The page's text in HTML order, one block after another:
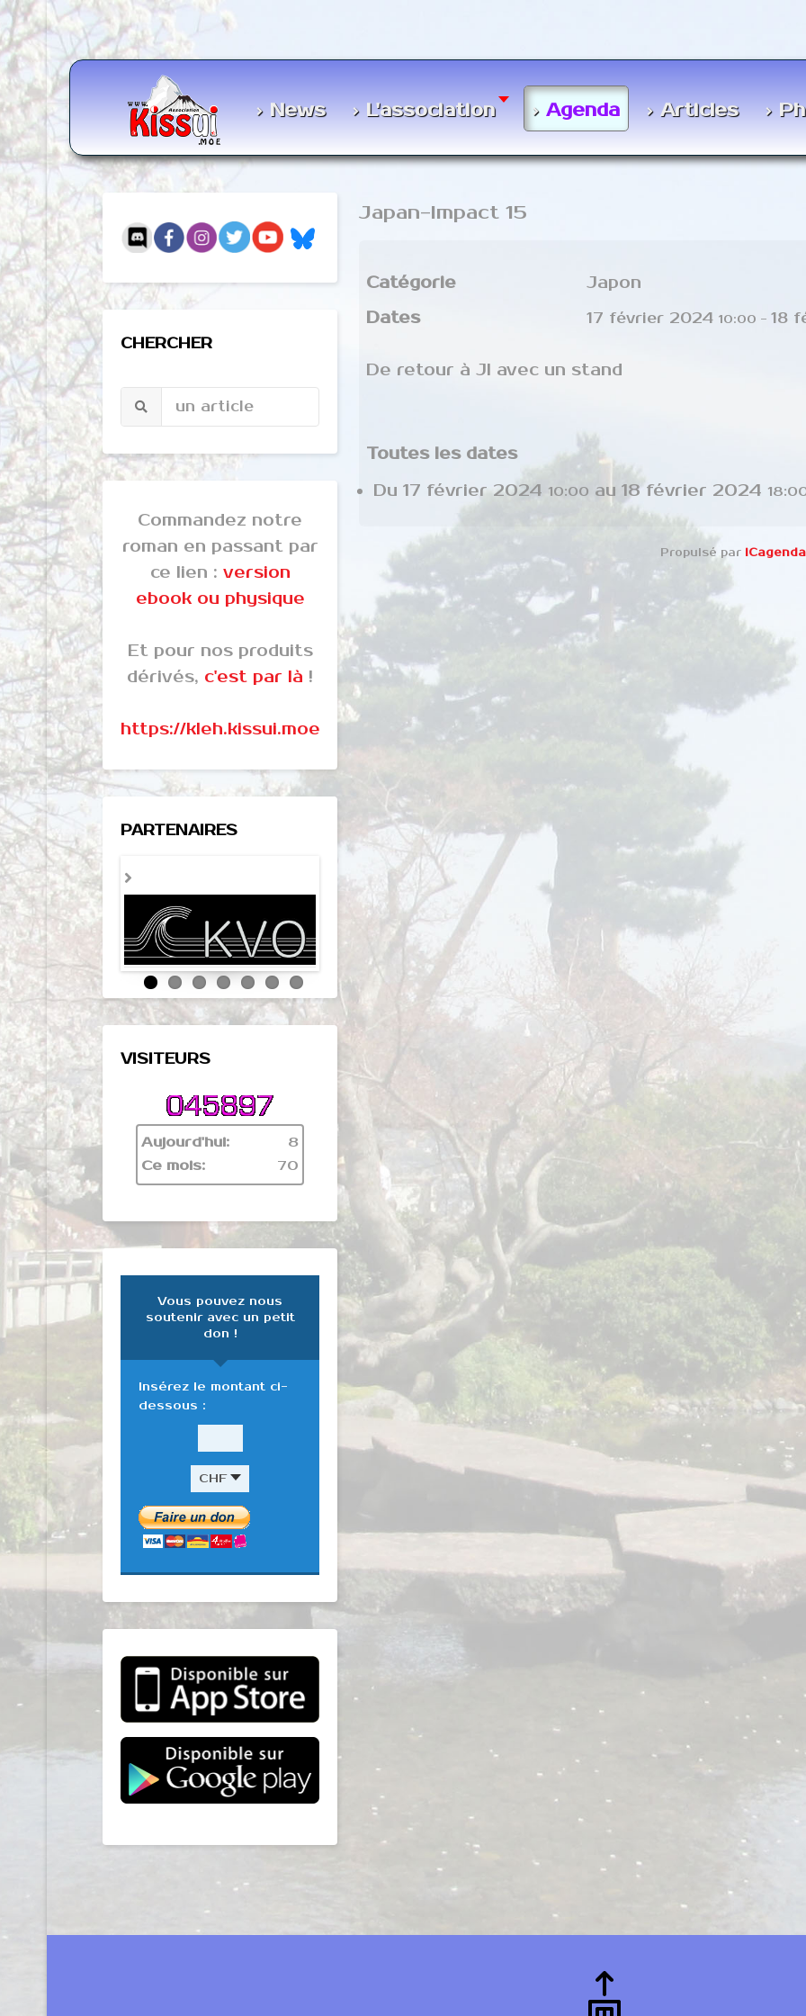
News L'association Agenda Articles
CHERCHER
Commandez notre
roman en passant par
ce lien : version
ebook ou physique
Et pour nos produits
dérivés, c'est par là !
https://kleh.kissui.moe
PARTENAIRES
VISITEURS
Aujourd'hui:
8
Ce mois:
70
Vous pouvez nous
soutenir avec un petit
don !
Insérez le montant ci-
dessous :
Japan-Impact 15
Catégorie
Japon
Dates
17 février 2024 10:00 - 18
De retour à JI avec un stand
Toutes les dates
Du 17 février 2024 10:00 au 18 février 2024
Propulsé par iCagenda